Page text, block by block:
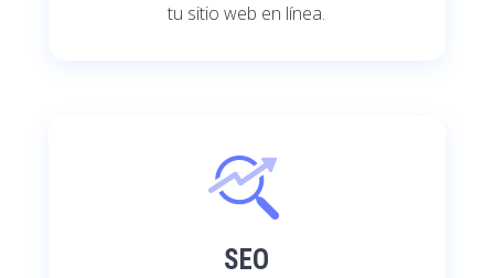
tu sitio web en línea.
SEO